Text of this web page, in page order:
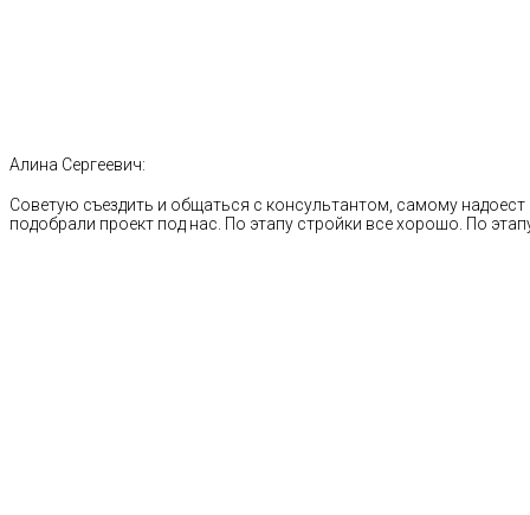
Алина Сергеевич:
Советую съездить и общаться с консультантом, самому
подобрали проект под нас. По этапу стройки все хорошо. По